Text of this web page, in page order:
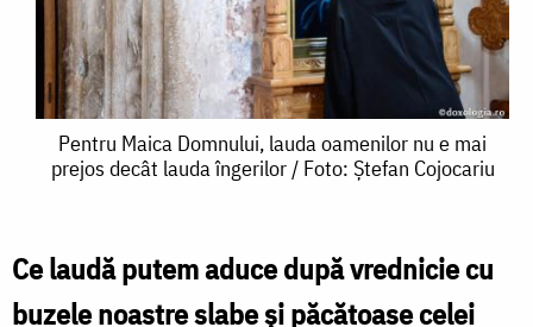
Pentru
Maica
lauda
oamenilor
Pentru Maica Domnului, lauda oamenilor nu e mai
prejos decât lauda îngerilor / Foto: Ștefan Cojocariu
Ce laudă putem aduce după vrednicie cu
buzele noastre slabe și păcătoase celei